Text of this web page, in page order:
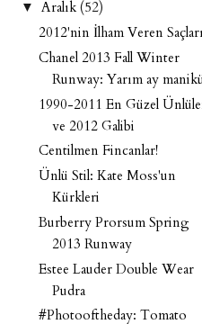
▼ Aralık (52)
2012'nin İlham Veren Saçları
Chanel 2013 Fall Winter
Runway: Yarım ay
1990-2011 En Güzel
ve 2012 Galibi
Centilmen Fincanlar!
Ünlü Stil: Kate Moss'un
Kürkleri
Burberry Prorsum Spring
2013 Runway
Estee Lauder Double Wear
Pudra
#Photooftheday: Tomato